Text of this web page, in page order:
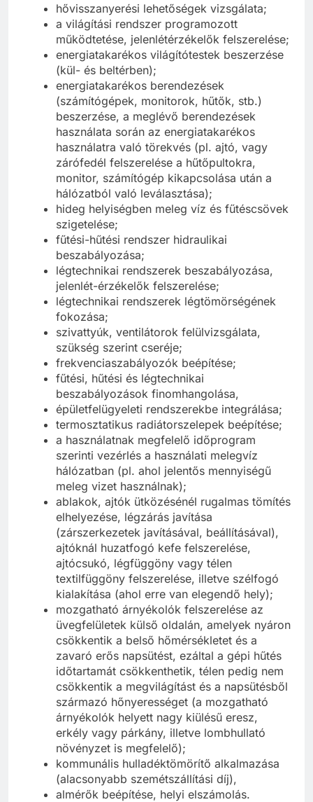
hővisszanyerési lehetőségek vizsgálata;
a világítási rendszer programozott
működtetése, jelenlétérzékelők felszerelése;
energiatakarékos világítótestek beszerzése
(kül- és beltérben);
energiatakarékos berendezések
(számítógépek, monitorok, hűtők, stb.)
beszerzése, a meglévő berendezések
használata során az energiatakarékos
használatra való törekvés (pl. ajtó, vagy
zárófedél felszerelése a hűtőpultokra,
monitor, számítógép kikapcsolása után a
hálózatból való leválasztása);
hideg helyiségben meleg víz és fűtéscsövek
szigetelése;
fűtési-hűtési rendszer hidraulikai
beszabályozása;
légtechnikai rendszerek beszabályozása,
jelenlét-érzékelők felszerelése;
légtechnikai rendszerek légtömörségének
fokozása;
szivattyúk, ventilátorok felülvizsgálata,
szükség szerint cseréje;
frekvenciaszabályozók beépítése;
fűtési, hűtési és légtechnikai
beszabályozások finomhangolása,
épületfelügyeleti rendszerekbe integrálása;
termosztatikus radiátorszelepek beépítése;
a használatnak megfelelő időprogram
szerinti vezérlés a használati melegvíz
hálózatban (pl. ahol jelentős mennyiségű
meleg vizet használnak);
ablakok, ajtók ütközésénél rugalmas tömítés
elhelyezése, légzárás javítása
(zárszerkezetek javításával, beállításával),
ajtóknál huzatfogó kefe felszerelése,
ajtócsukó, légfüggöny vagy télen
textilfüggöny felszerelése, illetve szélfogó
kialakítása (ahol erre van elegendő hely);
mozgatható árnyékolók felszerelése az
üvegfelületek külső oldalán, amelyek nyáron
csökkentik a belső hőmérsékletet és a
zavaró erős napsütést, ezáltal a gépi hűtés
időtartamát csökkenthetik, télen pedig nem
csökkentik a megvilágítást és a napsütésből
származó hőnyerességet (a mozgatható
árnyékolók helyett nagy kiülésű eresz,
erkély vagy párkány, illetve lombhullató
növényzet is megfelelő);
kommunális hulladéktömörítő alkalmazása
(alacsonyabb szemétszállítási díj),
almérők beépítése, helyi elszámolás.